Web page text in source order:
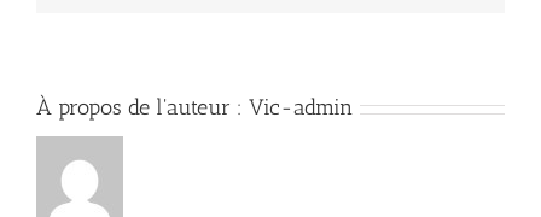
À propos de l'auteur : Vic-admin